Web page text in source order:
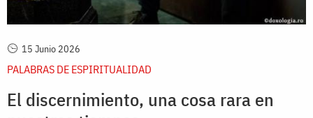
15 Junio 2026
PALABRAS DE ESPIRITUALIDAD
El discernimiento, una cosa rara en